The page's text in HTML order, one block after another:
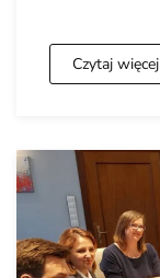
Czytaj więcej